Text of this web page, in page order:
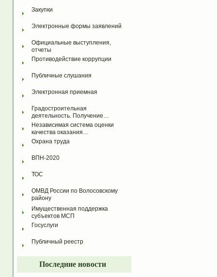
Закупки
Электронные формы заявлений
Официальные выступления,
отчеты
Противодействие коррупции
Публичные слушания
Электронная приемная
Градостроительная
деятельность. Получение…
Независимая система оценки
качества оказания…
Охрана труда
ВПН-2020
ТОС
ОМВД России по Волосовскому
району
Имущественная поддержка
субъектов МСП
Госуслуги
Публичный реестр
Последние новости